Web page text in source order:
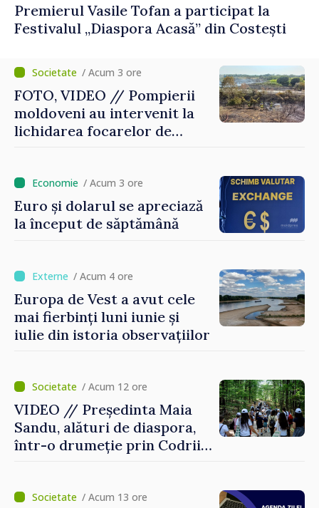
Premierul Vasile Tofan a participat la
Festivalul „Diaspora Acasă” din Costești
/ Acum 3 ore
FOTO, VIDEO // Pompierii
moldoveni au intervenit la
lichidarea focarelor de
durat cinci ore
/ Acum 3 ore
Euro și dolarul se apreciază
la început de săptămână
/ Acum 4 ore
Europa de Vest a avut cele
mai fierbinți luni iunie și
iulie din istoria observațiilor
/ Acum 12 ore
VIDEO // Președinta Maia
Sandu, alături de diaspora,
într-o drumeție prin Codrii
/ Acum 13 ore